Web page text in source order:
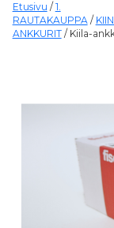
Etusivu / 1.
RAUTAKAUPPA/
ANKKURIT/ Kiila-